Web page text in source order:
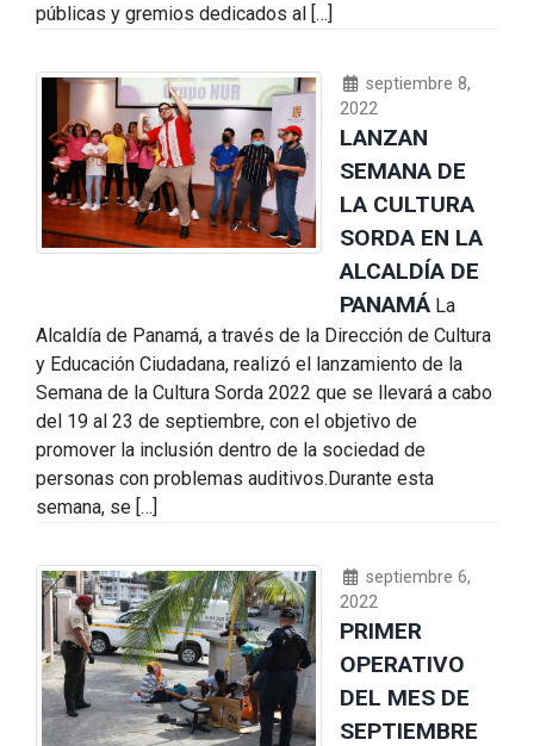
públicas y gremios dedicados al […]
septiembre 8,
2022
LANZAN
SEMANA DE
LA CULTURA
SORDA EN LA
ALCALDÍA DE
PANAMÁ La
Alcaldía de Panamá, a través de la Dirección de Cultura
y Educación Ciudadana, realizó el lanzamiento de la
Semana de la Cultura Sorda 2022 que se llevará a cabo
del 19 al 23 de septiembre, con el objetivo de
promover la inclusión dentro de la sociedad de
personas con problemas auditivos.Durante esta
semana, se […]
septiembre 6,
2022
PRIMER
OPERATIVO
DEL MES DE
SEPTIEMBRE